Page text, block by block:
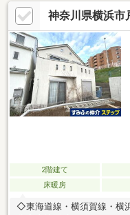
向き・全室2面採光につき
燥機など、暮らしを支える
記「資料請求・お問い合わ
わせください。担当者より
覧等手配等させていただき
も承りますので、お気兼ね
神奈川県横浜市
2階建て
床暖房
◇東海道線・横須賀線・横